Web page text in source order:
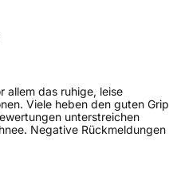
allem das ruhige, leise
Viele heben den guten Grip
unterstreichen
Negative Rückmeldungen